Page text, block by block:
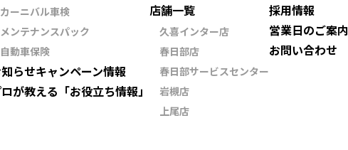
カーニバル車検
メンテナンスパック
自動車保険
らせキャンペーン情報
が教える 「お役立ち情報」
店舗一覧
久喜インター店
春日部店
春日部サービスセンター
岩槻店
上尾店
採用情報
営業日のご案内
お問い合わせ